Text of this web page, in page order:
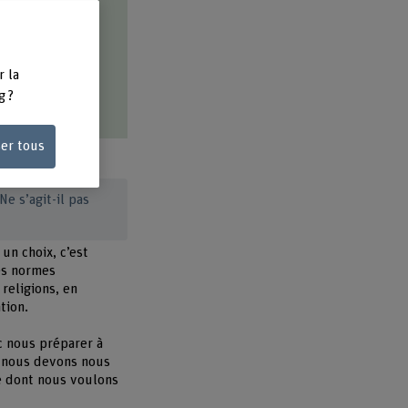
s’agit-il pas
choix, c’est
normes
en
nous préparer à
devons nous
dont nous voulons
la
?
tous